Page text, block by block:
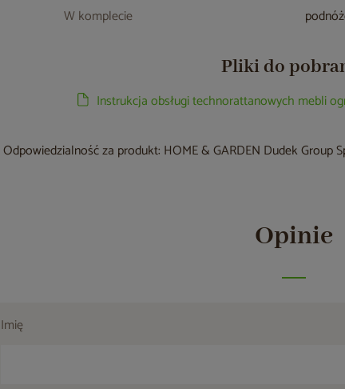
W komplecie
Pliki do
Instrukcja obsługi technorattanowych mebli
Odpowiedzialność za produkt: HOME & GARDEN Dudek Group
Opinie
Imię